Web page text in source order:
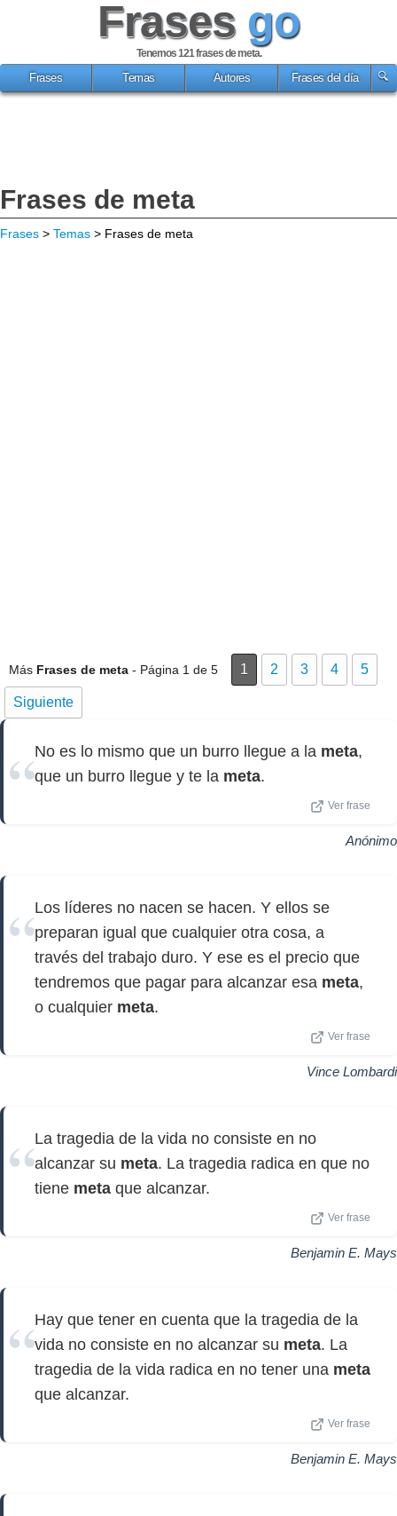
Frases go
Tenemos 121frases de meta.
Frases
Temas Autores Frases del día
Frases de meta
Frases > Temas > Frases de meta
Más Frases de meta - Página 1 de 5 1 2 3 4 5
Siguiente
No es lo mismo que un burro llegue a la meta,
que un burro llegue y te la meta.
Ver frase
Anónimo
Los líderes no nacen se hacen. Y ellos se
preparan igual que cualquier otra cosa, a
través del trabajo duro. Y ese es el precio que
tendremos que pagar para alcanzar esa meta,
o cualquier meta.
Ver frase
Vince Lombardi
La tragedia de la vida no consiste en no
alcanzar su meta. La tragedia radica en que no
tiene meta que alcanzar.
Ver frase
Benjamin E. Mays
Hay que tener en cuenta que la tragedia de la
vida no consiste en no alcanzar su meta. La
tragedia de la vida radica en no tener una meta
que alcanzar.
Ver frase
Benjamin E. Mays